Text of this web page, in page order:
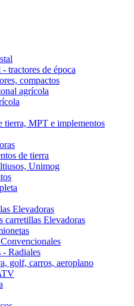
tractores de época
compactos
agrícola
tierra, MPT e implementos
de tierra
Unimog
Elevadoras
carretillas Elevadoras
- Radiales
golf, carros, aeroplano